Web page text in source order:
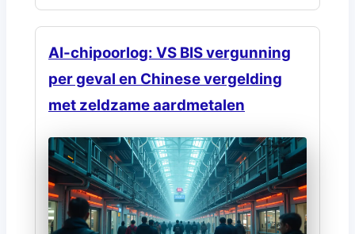
AI-chipoorlog: VS BIS vergunning
per geval en Chinese vergelding
met zeldzame aardmetalen